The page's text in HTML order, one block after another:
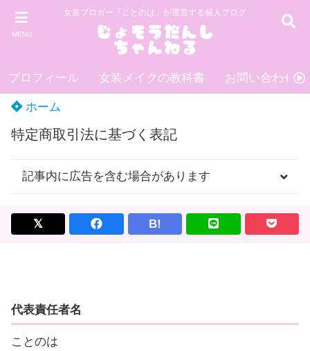
MENU
女装ブロガー「ことのは」が運営する個人ブログ
プロフィール 女装メイクの教科書 お問い合わせ
ホーム
特定商取引法に基づく表記
記事内に広告を含む場合があります
B!
代表責任者名
ことのは